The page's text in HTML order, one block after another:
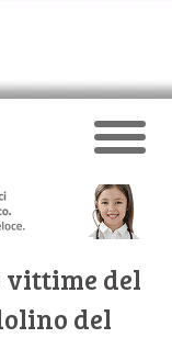
vittime del
del